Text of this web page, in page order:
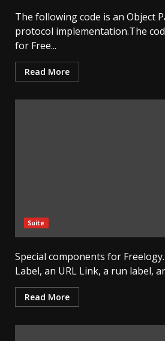
The following code is an Object
protocol implementation.The
for Free...
Read More
Suite
Special components for
Label, an URL Link, a run label,
Read More